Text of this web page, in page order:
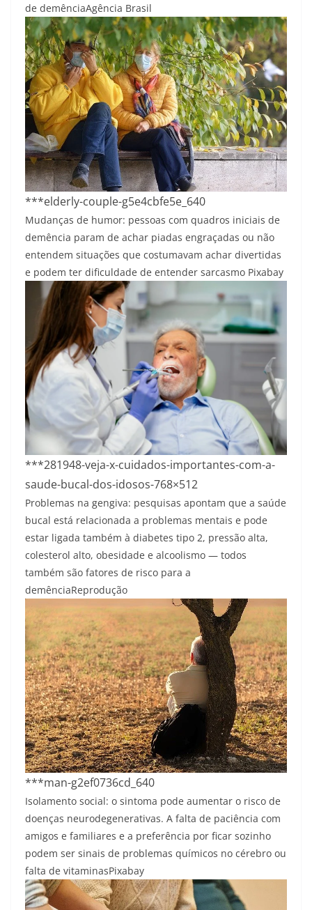
de demênciaAgência Brasil
***elderly-couple-g5e4cbfe5e_640
Mudanças de humor: pessoas com quadros iniciais de
demência param de achar piadas engraçadas ou não
entendem situações que costumavam achar divertidas
e podem ter dificuldade de entender sarcasmo Pixabay
***281948-veja-x-cuidados-importantes-com-a-
saude-bucal-dos-idosos-768×512
Problemas na gengiva: pesquisas apontam que a saúde
bucal está relacionada a problemas mentais e pode
estar ligada também à diabetes tipo 2, pressão alta,
colesterol alto, obesidade e alcoolismo — todos
também são fatores de risco para a
demênciaReprodução
***man-g2ef0736cd_640
Isolamento social: o sintoma pode aumentar o risco de
doenças neurodegenerativas. A falta de paciência com
amigos e familiares e a preferência por ficar sozinho
podem ser sinais de problemas químicos no cérebro ou
falta de vitaminasPixabay